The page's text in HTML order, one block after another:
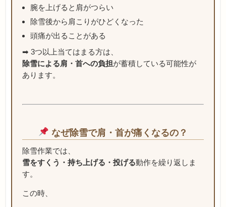
腕を上げると肩がつらい
除雪後から肩こりがひどくなった
頭痛が出ることがある
➡ 3つ以上当てはまる方は、
除雪による肩・首への負担が蓄積している可能性が
あります。
なぜ除雪で肩・首が痛くなるの？
除雪作業では、
雪をすくう・持ち上げる・投げる動作を繰り返しま
す。
この時、